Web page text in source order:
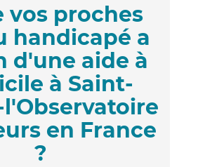
vos proches
handicapé a
d'une aide à
à Saint-
en France
?